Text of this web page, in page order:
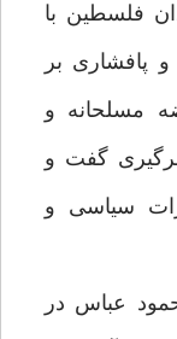
فلسطين با
پافشارى بر
مسلحانه و
گفت و
سياسى و
عباس در